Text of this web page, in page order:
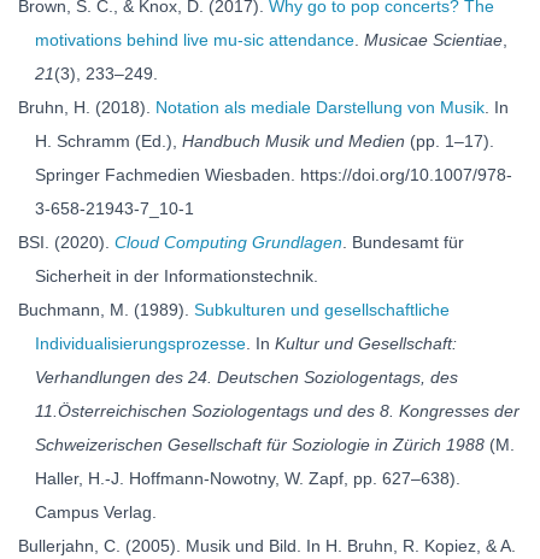
Brown, S. C., & Knox, D. (2017). Why go to pop concerts? The
motivations behind live mu-sic attendance Musicae Scientiae
21(3), 233–249.
Bruhn, H. (2018). Notation als mediale Darstellung von Musik . In
H. Schramm (Ed.), Handbuch Musik und Medien (pp. 1–17).
Springer Fachmedien Wiesbaden. https://doi.org/10.1007/978-
3-658-21943-7_10-1
BSI. (2020). Cloud Computing Grundlagen . Bundesamt für
Sicherheit in der Informationstechnik.
Buchmann, M. (1989). Subkulturen und gesellschaftliche
Individualisierungsprozesse . In Kultur und Gesellschaft:
Verhandlungen des 24. Deutschen Soziologentags, des
11.Österreichischen Soziologentags und des 8. Kongresses der
Schweizerischen Gesellschaft für Soziologie in Zürich 1988 (M.
Haller, H.-J. Hoffmann-Nowotny, W. Zapf, pp. 627–638).
Campus Verlag.
Bullerjahn, C. (2005). Musik und Bild. In H. Bruhn, R. Kopiez, & A.